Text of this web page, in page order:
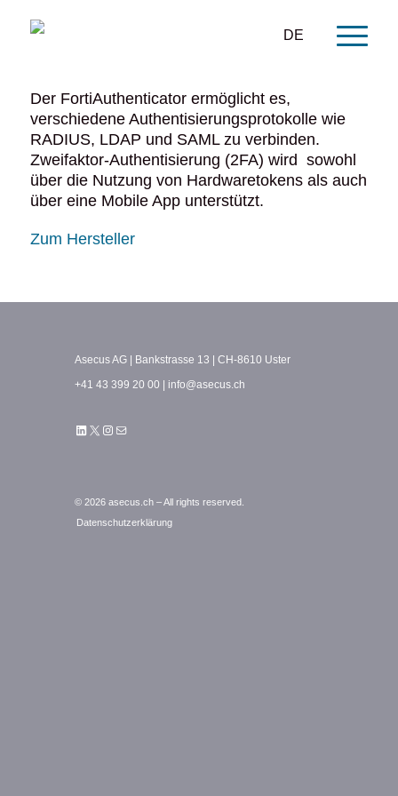
DE
Der FortiAuthenticator ermöglicht es,
verschiedene Authentisierungsprotokolle wie
RADIUS, LDAP und SAML zu verbinden.
Zweifaktor-Authentisierung (2FA) wird sowohl
über die Nutzung von Hardwaretokens als auch
über eine Mobile App unterstützt.
Zum Hersteller
Asecus AG Bankstrasse 13
CH-8610 Uster
+41 43 399 20 00
info@asecus.ch
LinkedIn
X Instagram
E-Mail
© 2026 asecus.ch – All rights reserved.
Datenschutzerklärung